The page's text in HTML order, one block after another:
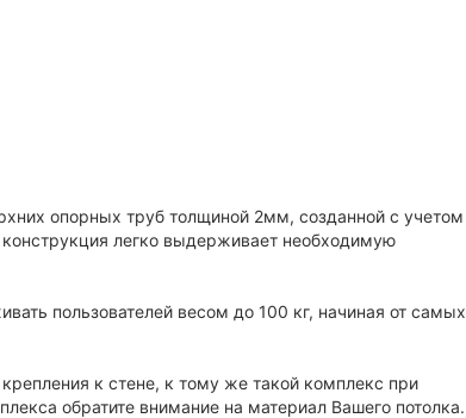
опорных труб толщиной 2мм, созданной с учетом
конструкция легко выдерживает необходимую
пользователей весом до 100 кг, начиная от самых
к стене, к тому же такой комплекс при
обратите внимание на материал Вашего потолка.